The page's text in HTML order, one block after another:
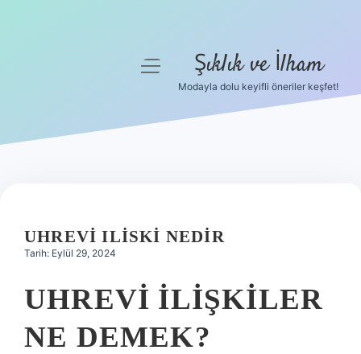
Hakkımızda
menüyü
Şıklık ve İlham
Modayla dolu keyifli öneriler keşfet!
UHREVI ILISKI NEDIR
Tarih: Eylül 29, 2024
UHREVI ILIŞKILER
NE DEMEK?